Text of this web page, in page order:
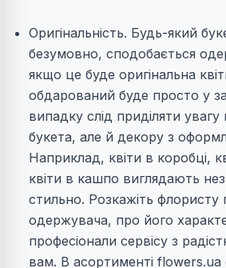
Оригінальність. Будь-який
безумовно, сподобається
якщо це буде оригінальна
обдарований буде просто у
випадку слід приділяти увагу
букета, але й декору з
Наприклад, квіти в коробці,
квіти в кашпо виглядають
стильно. Розкажіть
одержувача, про його
професіонали сервісу з
вам. В асортименті flowers.ua